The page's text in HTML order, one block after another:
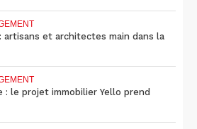
artisans et architectes main dans la
: le projet immobilier Yello prend